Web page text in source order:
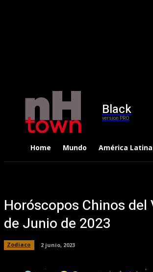
Black
version PRO
Home Mundo América Latina
Horóscopos Chinos del
de Junio de 2023
Zodiaco 2 junio, 2023